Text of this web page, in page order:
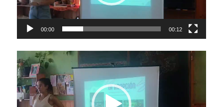
00:00 00:12
Video
Player